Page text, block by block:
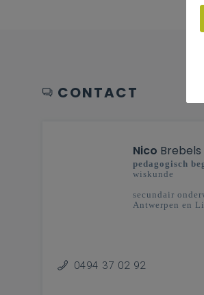
CONTACT
Nico Brebels
pedagogisch
wiskunde
secundair
Antwerpen en
0494 37 02 92